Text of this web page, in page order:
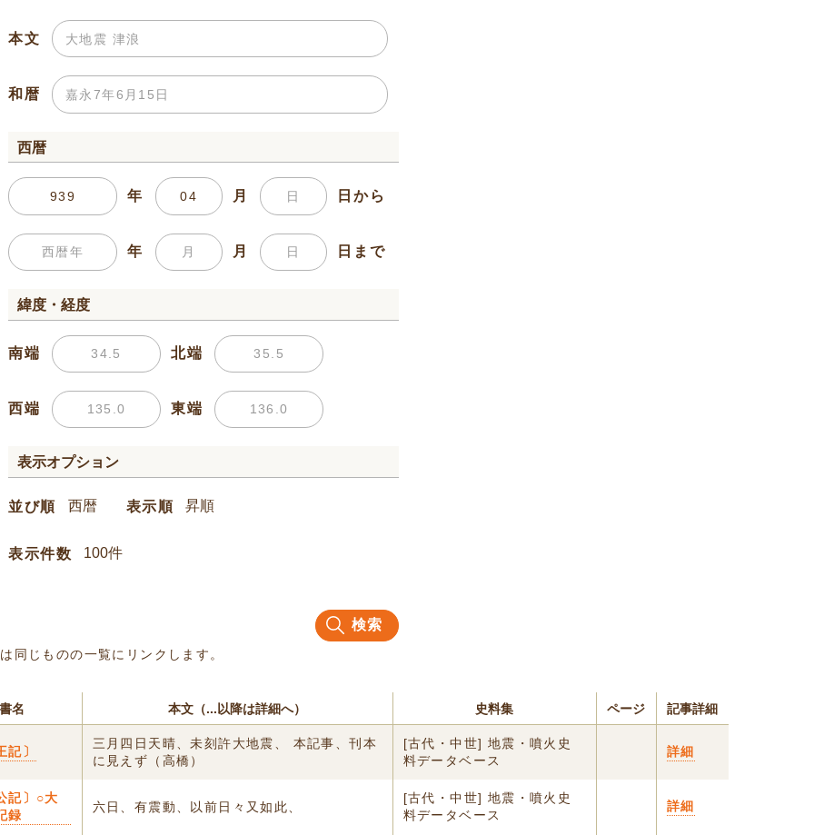
本文
和暦
西暦
年 月 日から
年 月 日まで
緯度・経度
南端 北端
西端 東端
表示オプション
並び順 表示順
表示件数
検索
同じものの一覧にリンクします。
書名 本文（...以降は詳細へ） 史料集 ページ 記事詳細
記〕
三月四日天晴、未刻許大地震、 本記事、刊本
に見えず（高橋）
[古代・中世] 地震・噴火史
料データベース
詳細
記〕○大
録
六日、有震動、以前日々又如此、
[古代・中世] 地震・噴火史
料データベース
詳細